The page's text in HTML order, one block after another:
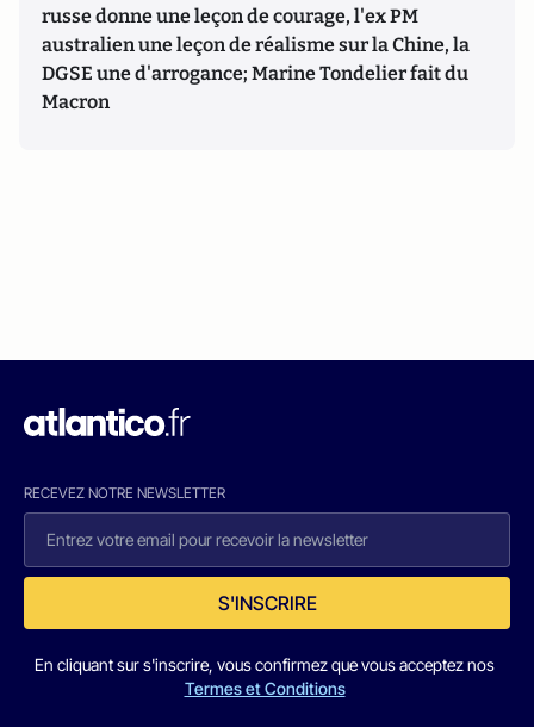
russe donne une leçon de courage, l'ex PM
australien une leçon de réalisme sur la Chine, la
DGSE une d'arrogance; Marine Tondelier fait du
Macron
RECEVEZ NOTRE NEWSLETTER
S'INSCRIRE
En cliquant sur s'inscrire, vous confirmez que vous acceptez nos
Termes et Conditions